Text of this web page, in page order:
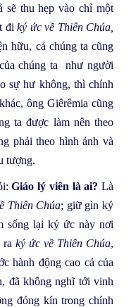
sẽ thu hẹp vào chỉ một
điký ức về Thiên Chúa,
hữu, cả chúng ta cũng
chúng ta như người
sự hư không, thì chính
ông Giêrêmia cũng
ta được làm nên theo
phải theo hình ảnh và
tượng.
Giáo lý viên là ai?Là
Thiên Chúa; giữ gìn ký
sống lại ký ức này nơi
ký ức về Thiên Chúa,
hành động cao cả của
đã không nghĩ tới vinh
đóng kín trong chính